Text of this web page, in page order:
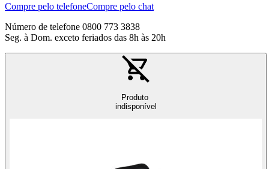
Compre pelo telefoneCompre pelo chat
Número de telefone 0800 773 3838
Seg. à Dom. exceto feriados das 8h às 20h
Produto
indisponível